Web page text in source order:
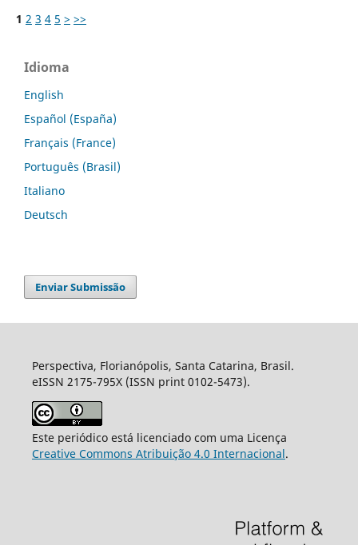
1 2 3 4 5 > >>
Idioma
English
Español (España)
Français (France)
Português (Brasil)
Italiano
Deutsch
Enviar Submissão
Perspectiva, Florianópolis, Santa Catarina, Brasil.
eISSN 2175-795X (ISSN print 0102-5473).
Este periódico está licenciado com uma Licença
Creative Commons Atribuição 4.0 Internacional.